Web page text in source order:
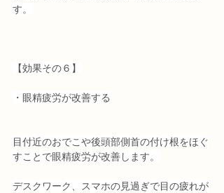
す。
【効果その６】
・眼精疲労が改善する
目付近のおでこや後頭部側首の付け根をほぐ
すことで眼精疲労が改善します。
デスクワーク、スマホの見過ぎで目の疲れが